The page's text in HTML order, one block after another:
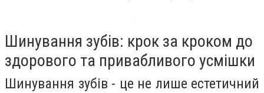
Шинування зубів: крок за кроком до
здорового та привабливого усмішки
Шинування зубів - це не лише естетичний